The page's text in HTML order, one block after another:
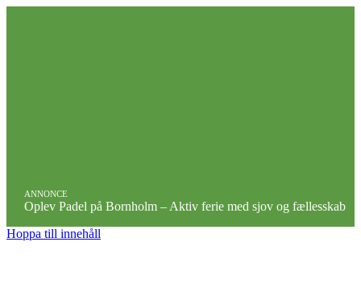
ANNONCE
Oplev Padel på Bornholm – Aktiv ferie med sjov og fællesskab
Hoppa till innehåll